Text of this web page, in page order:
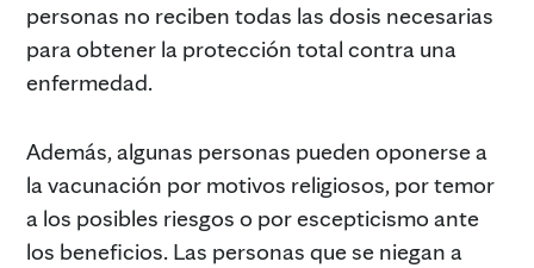
personas no reciben todas las dosis necesarias
para obtener la protección total contra una
enfermedad.
Además, algunas personas pueden oponerse a
la vacunación por motivos religiosos, por temor
a los posibles riesgos o por escepticismo ante
los beneficios. Las personas que se niegan a